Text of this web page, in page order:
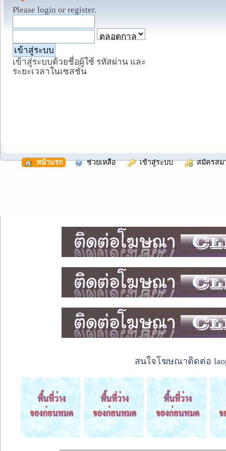
Please login or register.
เข้าสู่ระบบด้วยชื่อผู้ใช้ รหัสผ่าน และ
ระยะเวลาในเซสชั่น
หน้าแรก ช่วยเหลือ เข้าสู่ระบบ สมัครสม
สนใจโฆษณาติดต่อ